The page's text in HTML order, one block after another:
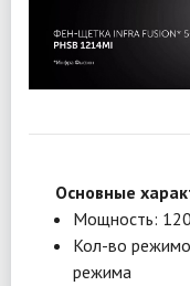
Основные
Мощность:
Кол-во
режима